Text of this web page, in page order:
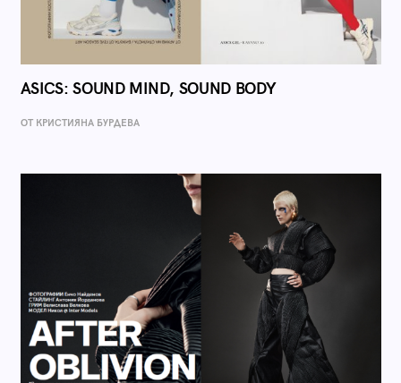
ASICS: SOUND MIND, SOUND BODY
ОТ КРИСТИЯНА БУРДЕВА